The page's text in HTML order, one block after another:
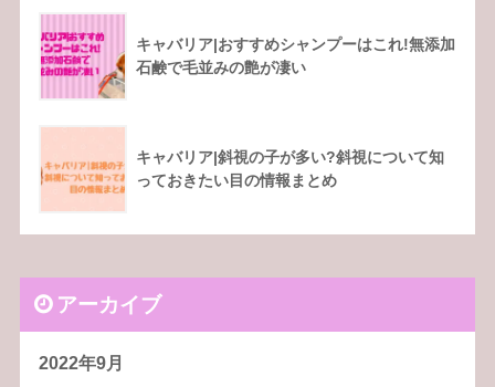
キャバリア|おすすめシャンプーはこれ!無添加
石鹸で毛並みの艶が凄い
キャバリア|斜視の子が多い?斜視について知
っておきたい目の情報まとめ
アーカイブ
2022年9月